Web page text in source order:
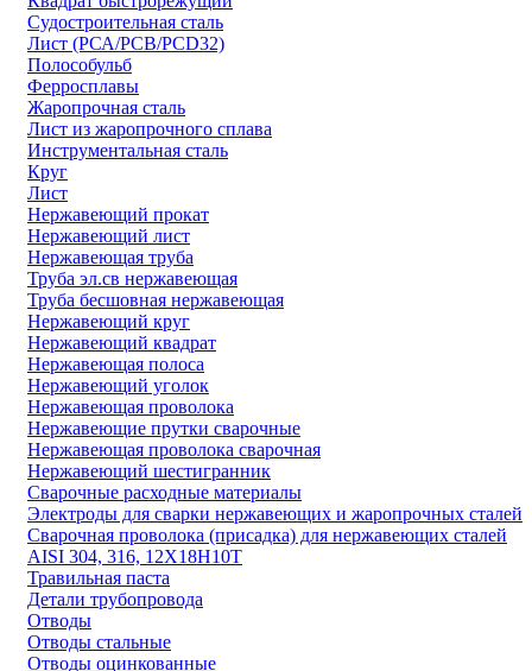
Судостроительная сталь
Лист (РСА/РСВ/РСD32)
Полособульб
Ферросплавы
Жаропрочная сталь
Лист из жаропрочного сплава
Инструментальная сталь
Круг
Лист
Нержавеющий прокат
Нержавеющий лист
Нержавеющая труба
Труба эл.св нержавеющая
Труба бесшовная нержавеющая
Нержавеющий круг
Нержавеющий квадрат
Нержавеющая полоса
Нержавеющий уголок
Нержавеющая проволока
Нержавеющие прутки сварочные
Нержавеющая проволока сварочная
Нержавеющий шестигранник
Сварочные расходные материалы
Электроды для сварки нержавеющих и жаропрочных сталей
Сварочная проволока (присадка) для нержавеющих сталей
AISI 304, 316, 12Х18Н10Т
Травильная паста
Детали трубопровода
Отводы
Отводы стальные
Отводы оцинкованные